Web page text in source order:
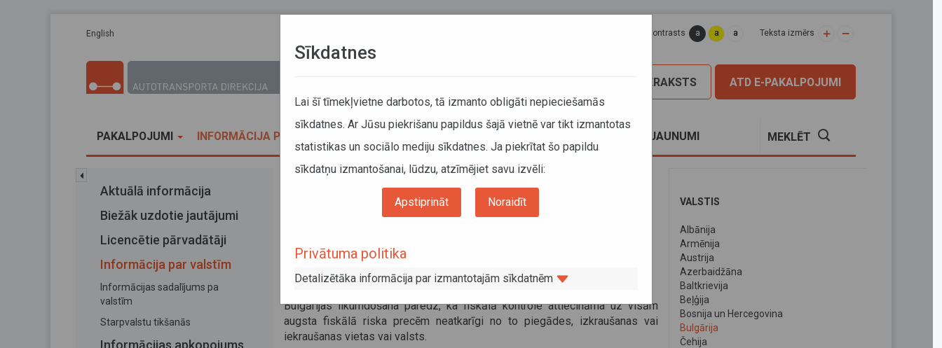
English Lapas kontrasts a a a Teksta izmērs
ATD E-PAKALPOJUMI
PIERAKSTS
PAKALPOJUMI INFORMĀCIJA PĀRVADĀTĀJIEM JAUNUMI MEKLĒT
Aktuālā informācija
Biežāk uzdotie jautājumi
Licencētie pārvadātāji
Informācija par valstīm
Informācijas sadalījums pa
valstīm
Starpvalstu tikšanās
Informācijas apkopojums
Augsta fiskālā riska preču pārvadājumi Bulgārijā
Bulgārijā
Bulgārijas likumdošana paredz, ka fiskālā kontrole attiecināma uz visām
augsta fiskālā riska precēm neatkarīgi no to piegādes, izkraušanas vai
iekraušanas vietas vai valsts.
VALSTIS
Albānija
Armēnija
Austrija
Azerbaidžāna
Baltkrievija
Beļģija
Bosnija un Hercegovina
Bulgārija
Čehija
Sīkdatnes
Lai šī tīmekļvietne darbotos, tā izmanto obligāti nepieciešamās
sīkdatnes. Ar Jūsu piekrišanu papildus šajā vietnē var tikt izmantotas
statistikas un sociālo mediju sīkdatnes. Ja piekrītat šo papildu
sīkdatņu izmantošanai, lūdzu, atzīmējiet savu izvēli:
Apstiprināt Noraidīt
Privātuma politika
Detalizētāka informācija par izmantotajām sīkdatnēm